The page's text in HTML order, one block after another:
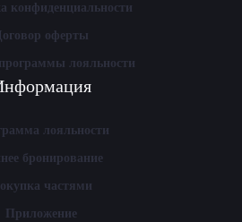
конфиденциальности
оферты
лояльности
лояльности
бронирование
частями
Приложение